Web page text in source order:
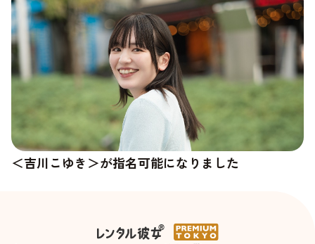
＜吉川こゆき＞が指名可能になりました